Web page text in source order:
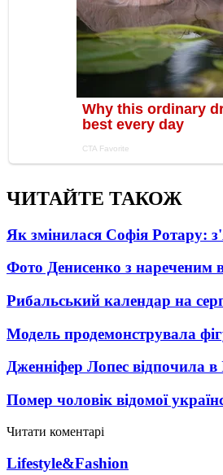
ЧИТАЙТЕ ТАКОЖ
Як змінилася Софія Ротару:
Фото Денисенко з
Рибальський календар на
Модель продемонструвала
Дженніфер Лопес відпочила в
Помер чоловік відомої
Читати коментарі
Lifestyle&Fashion